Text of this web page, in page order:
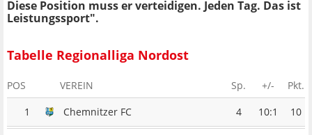
Diese Position muss er verteidigen. Jeden Tag. Das ist
Leistungssport".
Tabelle Regionalliga Nordost
POS VEREIN Sp. +/-
Pkt.
1
Chemnitzer FC 4 10:1 10